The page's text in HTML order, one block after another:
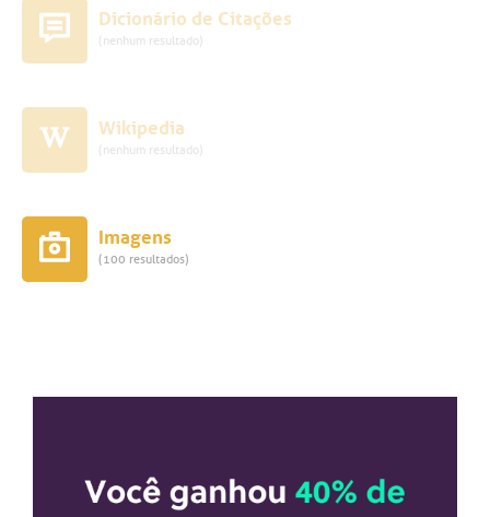
Dicionário de Citações
(nenhum resultado)
Wikipedia
(nenhum resultado)
Imagens
(100 resultados)